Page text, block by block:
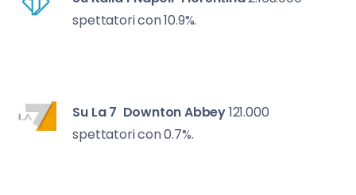
spettatori con 10.9%.
Su La 7 Downton Abbey121.000
spettatori con 0.7%.